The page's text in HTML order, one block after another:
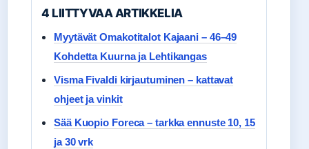
4 LIITTYVAA ARTIKKELIA
Myytävät Omakotitalot Kajaani – 46–49
Kohdetta Kuurna ja Lehtikangas
Visma Fivaldi kirjautuminen – kattavat
ohjeet ja vinkit
Sää Kuopio Foreca – tarkka ennuste 10, 15
ja 30 vrk